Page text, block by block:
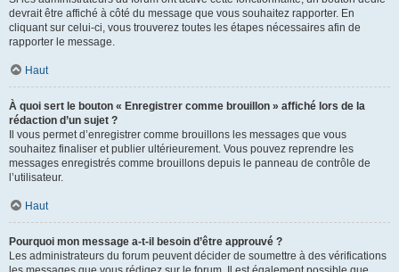
devrait être affiché à côté du message que vous souhaitez rapporter. En
cliquant sur celui-ci, vous trouverez toutes les étapes nécessaires afin de
rapporter le message.
Haut
À quoi sert le bouton « Enregistrer comme brouillon » affiché lors de la
rédaction d’un sujet ?
Il vous permet d’enregistrer comme brouillons les messages que vous
souhaitez finaliser et publier ultérieurement. Vous pouvez reprendre les
messages enregistrés comme brouillons depuis le panneau de contrôle de
l’utilisateur.
Haut
Pourquoi mon message a-t-il besoin d’être approuvé ?
Les administrateurs du forum peuvent décider de soumettre à des vérifications